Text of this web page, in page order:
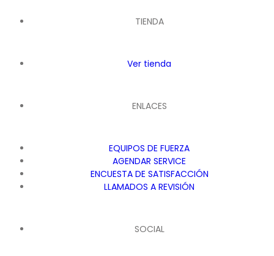
TIENDA
Ver tienda
ENLACES
EQUIPOS DE FUERZA
AGENDAR SERVICE
ENCUESTA DE SATISFACCIÓN
LLAMADOS A REVISIÓN
SOCIAL